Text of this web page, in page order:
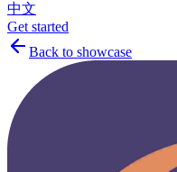
中文
Get started
Back to showcase